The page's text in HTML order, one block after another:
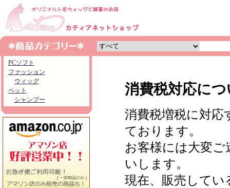
PCソフト
ファッション
ウィッグ
ペット
シャンプー
消費税対応に
消費税増税に対応
ております。
お客様には大変
いします。
現在、販売して